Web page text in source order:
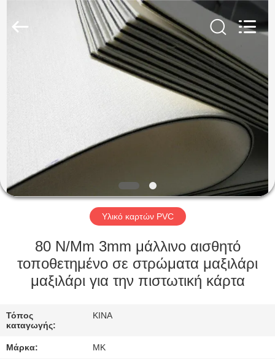
ΠΡΟΪΌΝΤΑ
ΣΧΕΤΙΚΆ
ΜΕ
ΕΠΙΣΚΕΨΉ
ΕΡΓΟΣΤΑΣΊΟΥ
ΈΛΕΓΧΟΣ
ΠΟΙΌΤΗΤΑΣ
(Tianjin)
Limited.
Υλικό καρτών PVC
80 N/Mm 3mm μάλλινο αισθητό
τοποθετημένο σε στρώματα μαξιλάρι
μαξιλάρι για την πιστωτική κάρτα
Τόπος
καταγωγής:
ΚΙΝΑ
Μάρκα: MK